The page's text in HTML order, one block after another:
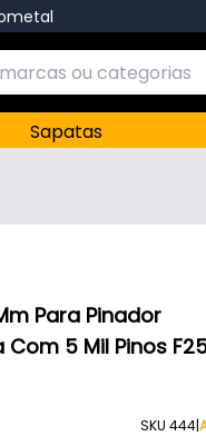
Sapatas
Para Pinador
5 Mil Pinos
SKU 444|